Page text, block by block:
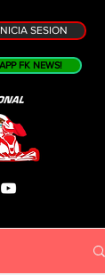
SESION
FK NEWS!